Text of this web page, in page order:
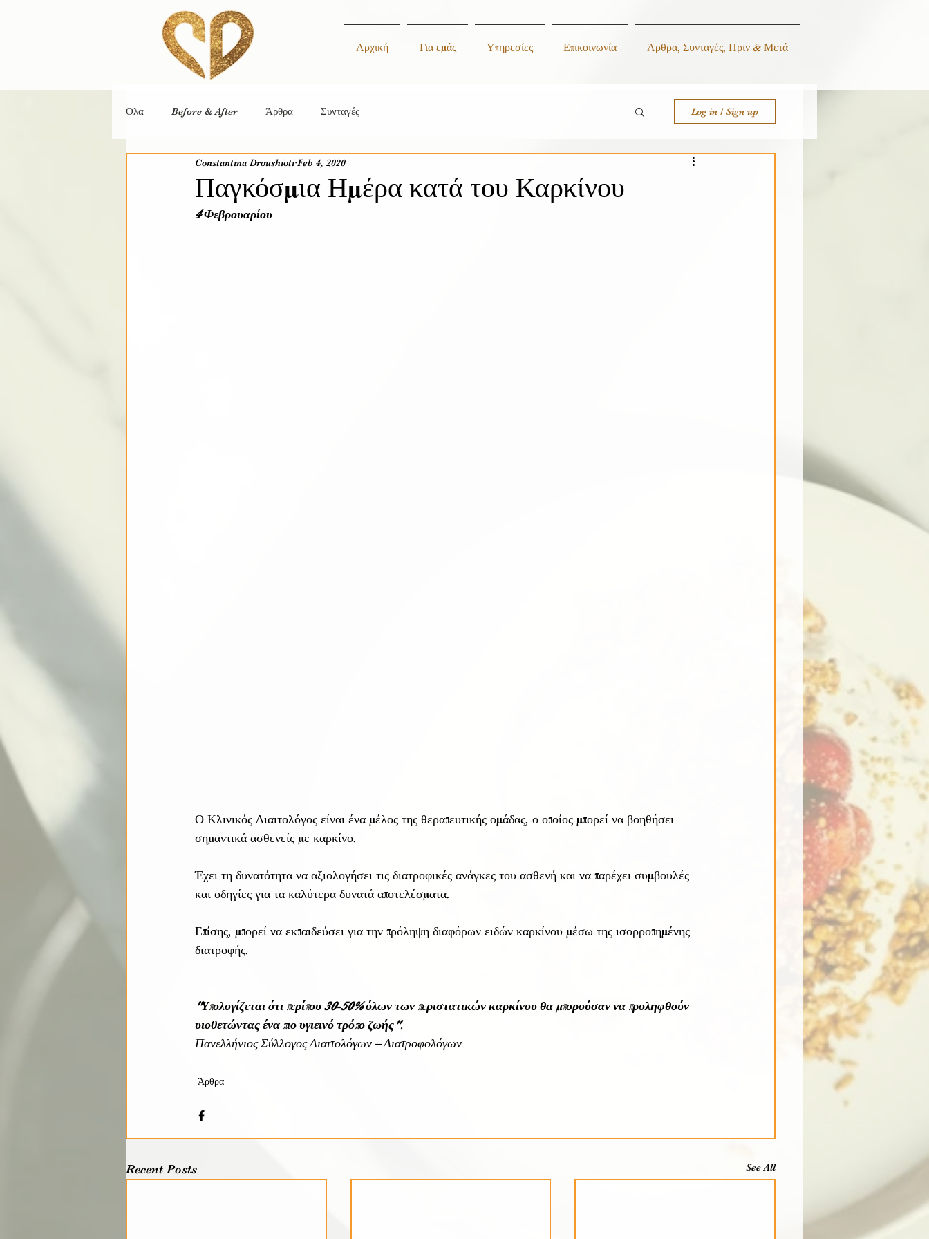
Ολα Before & After Άρθρα Συνταγές Log in / Sign up
Παγκόσμια Ημέρα κατά του Καρκίνου
Constantina Droushioti Feb 4, 2020
4 Φεβρουαρίου
Ο Κλινικός Διαιτολόγος είναι ένα μέλος της θεραπευτικής ομάδας, ο οποίος μπορεί να βοηθήσει
σημαντικά ασθενείς με καρκίνο.
Έχει τη δυνατότητα να αξιολογήσει τις διατροφικές ανάγκες του ασθενή και να παρέχει συμβουλές
και οδηγίες για τα καλύτερα δυνατά αποτελέσματα.
Επίσης, μπορεί να εκπαιδεύσει για την πρόληψη διαφόρων ειδών καρκίνου μέσω της ισορροπημένης
διατροφής.
"Υπολογίζεται ότι περίπου 30-50% όλων των περιστατικών καρκίνου θα μπορούσαν να προληφθούν
υιοθετώντας ένα πιο υγιεινό τρόπο ζωής".
Πανελλήνιος Σύλλογος Διαιτολόγων – Διατροφολόγων
Άρθρα
Recent Posts See All
Αρχική Για εμάς Υπηρεσίες Επικοινωνία Άρθρα, Συνταγές, Πριν & Μετά